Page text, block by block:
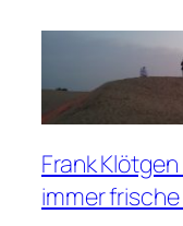
Frank
immer